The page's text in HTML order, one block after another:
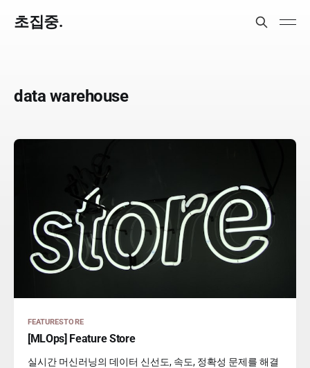
초집중.
data warehouse
FEATURESTORE
[MLOps] Feature Store
실시간 머신러닝의 데이터 신선도, 속도, 정확성 문제를 해결